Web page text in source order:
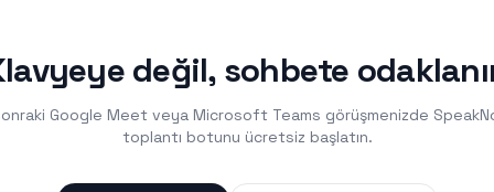
değil, sohbete
Google Meet veya Microsoft Teams görüşmenizde
toplantı botunu ücretsiz başlatın.